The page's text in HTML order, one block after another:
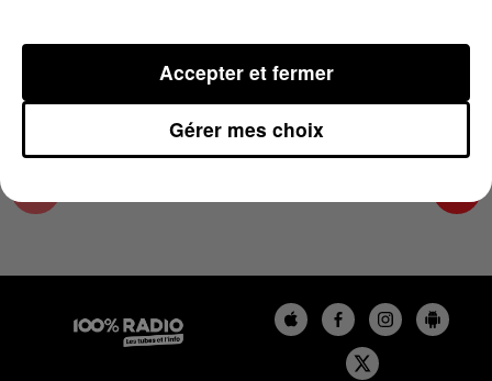
L'AGENDA DE L'HERAULT
Gérer mes choix
Accepter et fermer